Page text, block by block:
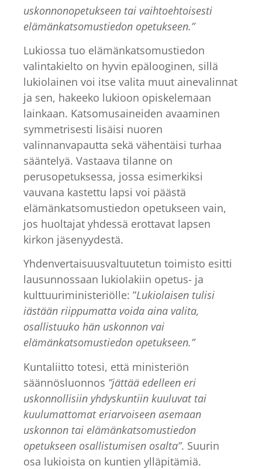
uskonnonopetukseen tai vaihtoehtoisesti
elämänkatsomustiedon opetukseen.”
Lukiossa tuo elämänkatsomustiedon
valintakielto on hyvin epälooginen, sillä
lukiolainen voi itse valita muut ainevalinnat
ja sen, hakeeko lukioon opiskelemaan
lainkaan. Katsomusaineiden avaaminen
symmetrisesti lisäisi nuoren
valinnanvapautta sekä vähentäisi turhaa
sääntelyä. Vastaava tilanne on
perusopetuksessa, jossa esimerkiksi
vauvana kastettu lapsi voi päästä
elämänkatsomustiedon opetukseen vain,
jos huoltajat yhdessä erottavat lapsen
kirkon jäsenyydestä.
Yhdenvertaisuusvaltuutetun toimisto esitti
lausunnossaan lukiolakiin opetus- ja
kulttuuriministeriölle: ”Lukiolaisen tulisi
iästään riippumatta voida aina valita,
osallistuuko hän uskonnon vai
elämänkatsomustiedon opetukseen.”
Kuntaliitto totesi, että ministeriön
säännösluonnos ”jättää edelleen eri
uskonnollisiin yhdyskuntiin kuuluvat tai
kuulumattomat eriarvoiseen asemaan
uskonnon tai elämänkatsomustiedon
opetukseen osallistumisen osalta”. Suurin
osa lukioista on kuntien ylläpitämiä.